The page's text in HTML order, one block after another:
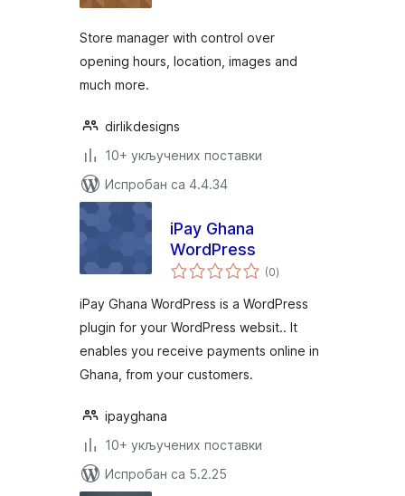
Store manager with control over
opening hours, location, images and
much more.
dirlikdesigns
10+ укључених поставки
Испробан са 4.4.34
iPay Ghana
WordPress
(0укупних
оцена
)
iPay Ghana WordPress is a WordPress
plugin for your WordPress websit.. It
enables you receive payments online in
Ghana, from your customers.
ipayghana
10+ укључених поставки
Испробан са 5.2.25